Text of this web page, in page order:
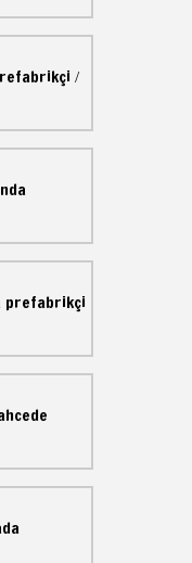
/
prefabrikçi